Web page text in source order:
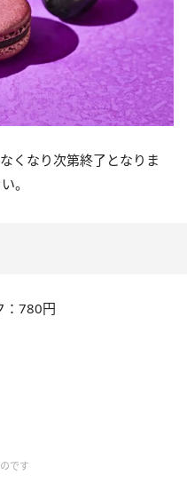
くなり次第終了となりま
。
：780円
です